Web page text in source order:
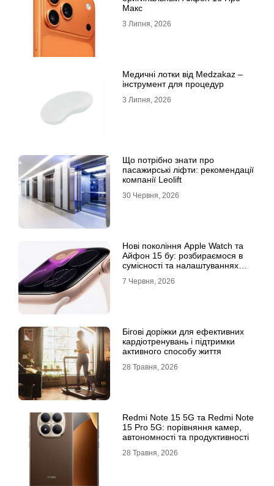
Макс
3 Липня, 2026
Медичні лотки від Medzakaz –
інструмент для процедур
3 Липня, 2026
Що потрібно знати про
пасажирські ліфти: рекомендації
компанії Leolift
30 Червня, 2026
Нові покоління Apple Watch та
Айфон 15 бу: розбираємося в
сумісності та налаштуваннях
7 Червня, 2026
Бігові доріжки для ефективних
кардіотренувань і підтримки
активного способу життя
28 Травня, 2026
Redmi Note 15 5G та Redmi Note
15 Pro 5G: порівняння камер,
автономності та продуктивності
28 Травня, 2026